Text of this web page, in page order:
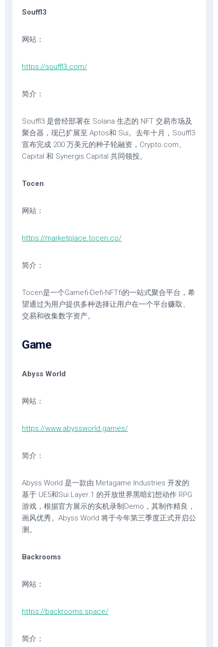
Souffl3
网站：
https://souffl3.com/
简介：
Souffl3 是曾经部署在 Solana 生态的 NFT 交易市场及
聚合器，现已扩展至 Aptos和 Sui。去年十月，Souffl3
宣布完成 200 万美元的种子轮融资，Crypto.com、
Capital 和 Synergis Capital 共同领投。
Tocen
网站：
https://marketplace.tocen.co/
简介：
Tocen是一个Gamefi-Defi-NFTfi的一站式聚合平台，希
望通过为用户提供多种选择让用户在一个平台赚取、
交易和收集数字资产。
Game
Abyss World
网站：
https://www.abyssworld.games/
简介：
Abyss World 是一款由 Metagame Industries 开发的
基于 UE5和Sui Layer 1 的开放世界黑暗幻想动作 RPG
游戏，根据官方展示的实机录制Demo，其制作精良，
画风优秀。Abyss World 将于今年第三季度正式开启公
测。
Backrooms
网站：
https://backrooms.space/
简介：